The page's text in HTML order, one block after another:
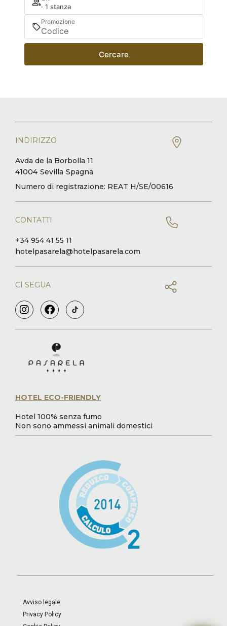
· 1 stanza
Promozione
Cercare
INDIRIZZO
Avda de la Borbolla 11
41004 Sevilla Spagna
Numero di registrazione: REAT H/SE/00616
CONTATTI
+34 954 41 55 11
hotelpasarela@hotelpasarela.com
CI SEGUA
HOTEL ECO-FRIENDLY
Hotel 100% senza fumo
Non sono ammessi animali domestici
Avviso legale
Privacy Policy